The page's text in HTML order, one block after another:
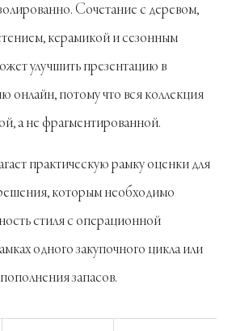
Сочетание с деревом,
керамикой и сезонным
улучшить презентацию в
онлайн, потому что вся коллекция
а не фрагментированной.
практическую рамку оценки для
которым необходимо
стиля с операционной
одного закупочного цикла или
запасов.